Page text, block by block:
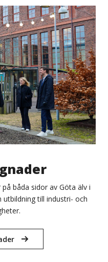
båda sidor av Göta älv i
till industri- och